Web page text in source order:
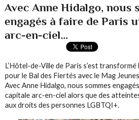
Avec Anne Hidalgo, nous
engagés à faire de Paris
arc-en-ciel...
L’Hôtel-de-Ville de Paris s’est
pour le Bal des Fiertés avec le Mag
Avec Anne Hidalgo, nous sommes
capitale arc-en-ciel alors que des
aux droits des personnes LGBTQI+.